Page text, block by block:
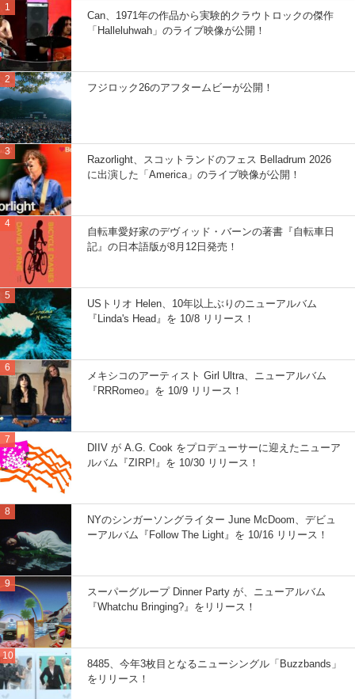
Can、1971年の作品から実験的クラウトロックの傑作
「Halleluhwah」のライブ映像が公開！
フジロック26のアフタームビーが公開！
Razorlight、スコットランドのフェス Belladrum 2026
に出演した「America」のライブ映像が公開！
自転車愛好家のデヴィッド・バーンの著書『自転車日
記』の日本語版が8月12日発売！
USトリオ Helen、10年以上ぶりのニューアルバム
『Linda's Head』を 10/8 リリース！
メキシコのアーティスト Girl Ultra、ニューアルバム
『RRRomeo』を 10/9 リリース！
DIIV が A.G. Cook をプロデューサーに迎えたニューア
ルバム『ZIRP!』を 10/30 リリース！
NYのシンガーソングライター June McDoom、デビュ
ーアルバム『Follow The Light』を 10/16 リリース！
スーパーグループ Dinner Party が、ニューアルバム
『Whatchu Bringing?』をリリース！
8485、今年3枚目となるニューシングル「Buzzbands」
をリリース！